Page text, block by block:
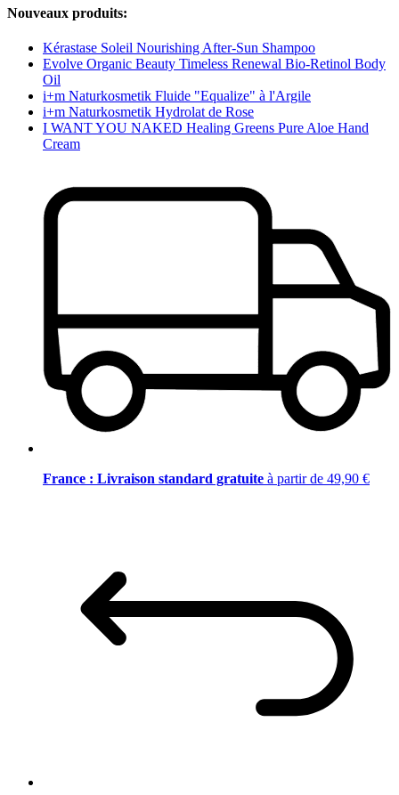
Nouveaux produits:
Kérastase Soleil Nourishing After-Sun Shampoo
Evolve Organic Beauty Timeless Renewal Bio-Retinol Body
Oil
i+m Naturkosmetik Fluide "Equalize" à l'Argile
i+m Naturkosmetik Hydrolat de Rose
I WANT YOU NAKED Healing Greens Pure Aloe Hand
Cream
France : Livraison standard gratuite à partir de 49,90 €